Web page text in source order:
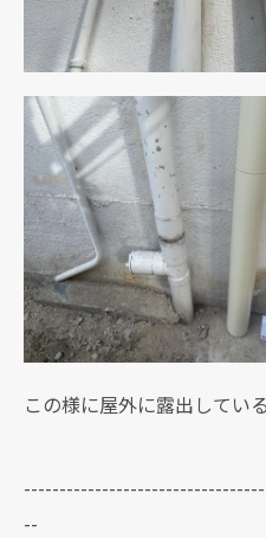
この様に屋外に露出してい
--